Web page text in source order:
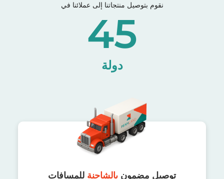
نقوم بتوصيل منتجاتنا إلى عملائنا في
45
دولة
توصيل مضمون بالشاحنة للمسافات